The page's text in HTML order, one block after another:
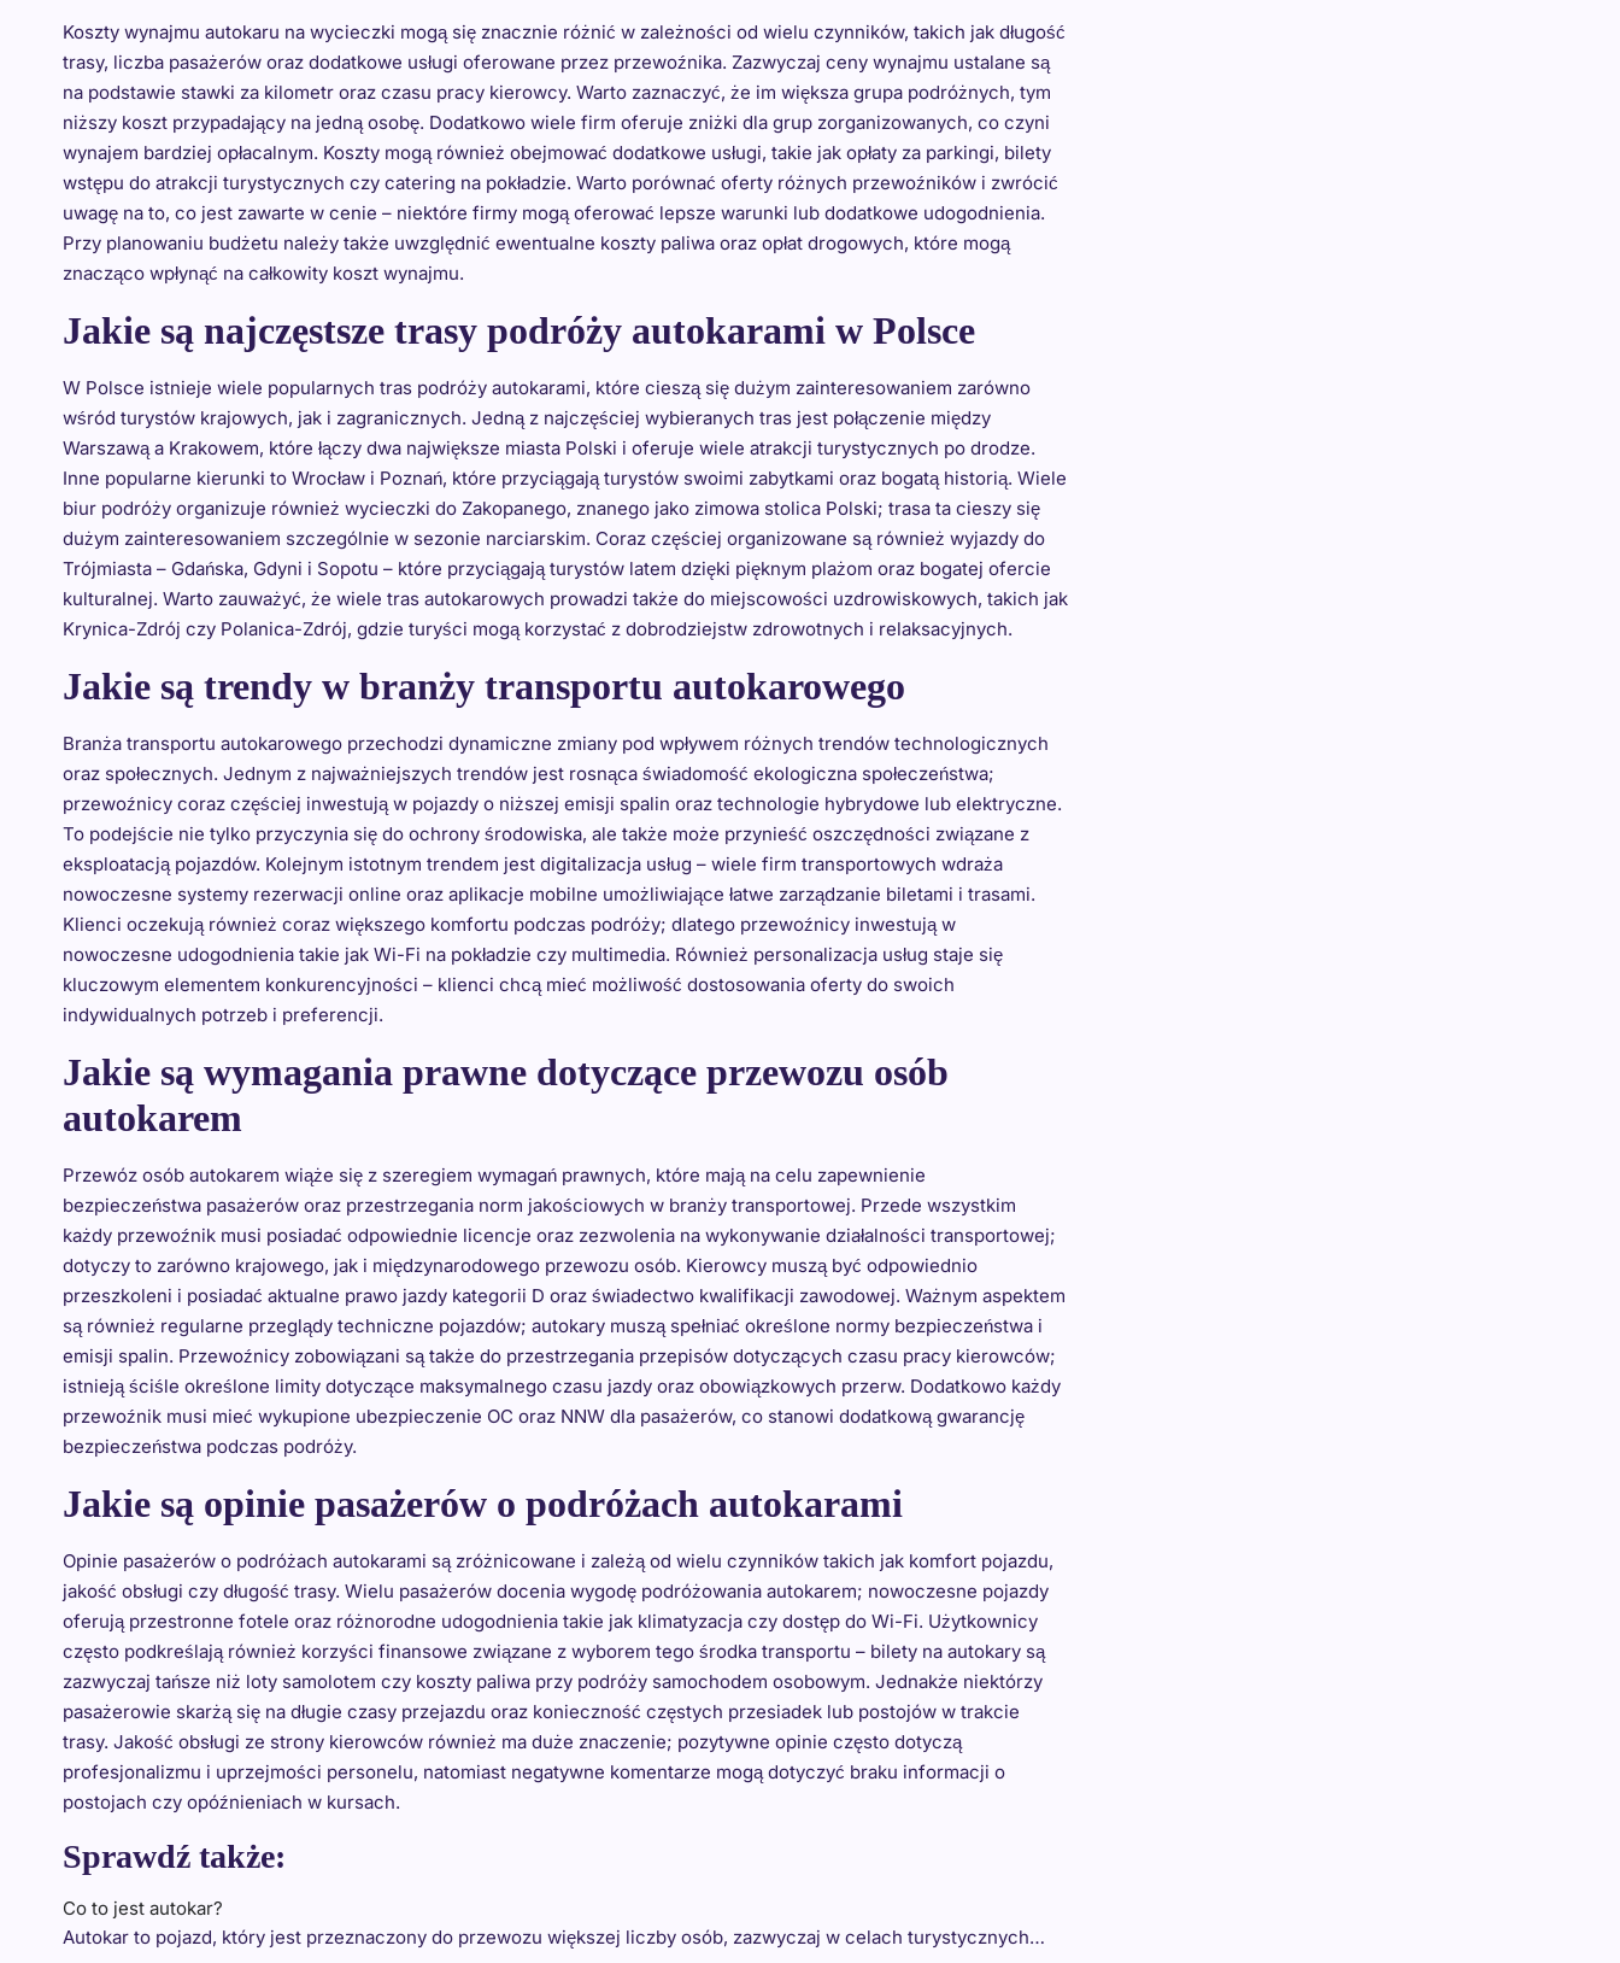
Koszty wynajmu autokaru na wycieczki mogą się znacznie różnić w zależności od wielu czynników, takich jak długość
trasy, liczba pasażerów oraz dodatkowe usługi oferowane przez przewoźnika. Zazwyczaj ceny wynajmu ustalane są
na podstawie stawki za kilometr oraz czasu pracy kierowcy. Warto zaznaczyć, że im większa grupa podróżnych, tym
niższy koszt przypadający na jedną osobę. Dodatkowo wiele firm oferuje zniżki dla grup zorganizowanych, co czyni
wynajem bardziej opłacalnym. Koszty mogą również obejmować dodatkowe usługi, takie jak opłaty za parkingi, bilety
wstępu do atrakcji turystycznych czy catering na pokładzie. Warto porównać oferty różnych przewoźników i zwrócić
uwagę na to, co jest zawarte w cenie – niektóre firmy mogą oferować lepsze warunki lub dodatkowe udogodnienia.
Przy planowaniu budżetu należy także uwzględnić ewentualne koszty paliwa oraz opłat drogowych, które mogą
znacząco wpłynąć na całkowity koszt wynajmu.
Jakie są najczęstsze trasy podróży autokarami w Polsce
W Polsce istnieje wiele popularnych tras podróży autokarami, które cieszą się dużym zainteresowaniem zarówno
wśród turystów krajowych, jak i zagranicznych. Jedną z najczęściej wybieranych tras jest połączenie między
Warszawą a Krakowem, które łączy dwa największe miasta Polski i oferuje wiele atrakcji turystycznych po drodze.
Inne popularne kierunki to Wrocław i Poznań, które przyciągają turystów swoimi zabytkami oraz bogatą historią. Wiele
biur podróży organizuje również wycieczki do Zakopanego, znanego jako zimowa stolica Polski; trasa ta cieszy się
dużym zainteresowaniem szczególnie w sezonie narciarskim. Coraz częściej organizowane są również wyjazdy do
Trójmiasta – Gdańska, Gdyni i Sopotu – które przyciągają turystów latem dzięki pięknym plażom oraz bogatej ofercie
kulturalnej. Warto zauważyć, że wiele tras autokarowych prowadzi także do miejscowości uzdrowiskowych, takich jak
Krynica-Zdrój czy Polanica-Zdrój, gdzie turyści mogą korzystać z dobrodziejstw zdrowotnych i relaksacyjnych.
Jakie są trendy w branży transportu autokarowego
Branża transportu autokarowego przechodzi dynamiczne zmiany pod wpływem różnych trendów technologicznych
oraz społecznych. Jednym z najważniejszych trendów jest rosnąca świadomość ekologiczna społeczeństwa;
przewoźnicy coraz częściej inwestują w pojazdy o niższej emisji spalin oraz technologie hybrydowe lub elektryczne.
To podejście nie tylko przyczynia się do ochrony środowiska, ale także może przynieść oszczędności związane z
eksploatacją pojazdów. Kolejnym istotnym trendem jest digitalizacja usług – wiele firm transportowych wdraża
nowoczesne systemy rezerwacji online oraz aplikacje mobilne umożliwiające łatwe zarządzanie biletami i trasami.
Klienci oczekują również coraz większego komfortu podczas podróży; dlatego przewoźnicy inwestują w
nowoczesne udogodnienia takie jak Wi-Fi na pokładzie czy multimedia. Również personalizacja usług staje się
kluczowym elementem konkurencyjności – klienci chcą mieć możliwość dostosowania oferty do swoich
indywidualnych potrzeb i preferencji.
Jakie są wymagania prawne dotyczące przewozu osób
autokarem
Przewóz osób autokarem wiąże się z szeregiem wymagań prawnych, które mają na celu zapewnienie
bezpieczeństwa pasażerów oraz przestrzegania norm jakościowych w branży transportowej. Przede wszystkim
każdy przewoźnik musi posiadać odpowiednie licencje oraz zezwolenia na wykonywanie działalności transportowej;
dotyczy to zarówno krajowego, jak i międzynarodowego przewozu osób. Kierowcy muszą być odpowiednio
przeszkoleni i posiadać aktualne prawo jazdy kategorii D oraz świadectwo kwalifikacji zawodowej. Ważnym aspektem
są również regularne przeglądy techniczne pojazdów; autokary muszą spełniać określone normy bezpieczeństwa i
emisji spalin. Przewoźnicy zobowiązani są także do przestrzegania przepisów dotyczących czasu pracy kierowców;
istnieją ściśle określone limity dotyczące maksymalnego czasu jazdy oraz obowiązkowych przerw. Dodatkowo każdy
przewoźnik musi mieć wykupione ubezpieczenie OC oraz NNW dla pasażerów, co stanowi dodatkową gwarancję
bezpieczeństwa podczas podróży.
Jakie są opinie pasażerów o podróżach autokarami
Opinie pasażerów o podróżach autokarami są zróżnicowane i zależą od wielu czynników takich jak komfort pojazdu,
jakość obsługi czy długość trasy. Wielu pasażerów docenia wygodę podróżowania autokarem; nowoczesne pojazdy
oferują przestronne fotele oraz różnorodne udogodnienia takie jak klimatyzacja czy dostęp do Wi-Fi. Użytkownicy
często podkreślają również korzyści finansowe związane z wyborem tego środka transportu – bilety na autokary są
zazwyczaj tańsze niż loty samolotem czy koszty paliwa przy podróży samochodem osobowym. Jednakże niektórzy
pasażerowie skarżą się na długie czasy przejazdu oraz konieczność częstych przesiadek lub postojów w trakcie
trasy. Jakość obsługi ze strony kierowców również ma duże znaczenie; pozytywne opinie często dotyczą
profesjonalizmu i uprzejmości personelu, natomiast negatywne komentarze mogą dotyczyć braku informacji o
postojach czy opóźnieniach w kursach.
Sprawdź także:
Co to jest autokar?
Autokar to pojazd, który jest przeznaczony do przewozu większej liczby osób, zazwyczaj w celach turystycznych…